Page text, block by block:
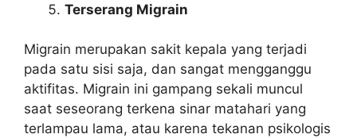
Terserang Migrain
Migrain merupakan sakit kepala yang terjadi
pada satu sisi saja, dan sangat mengganggu
aktifitas. Migrain ini gampang sekali muncul
saat seseorang terkena sinar matahari yang
terlampau lama, atau karena tekanan psikologis